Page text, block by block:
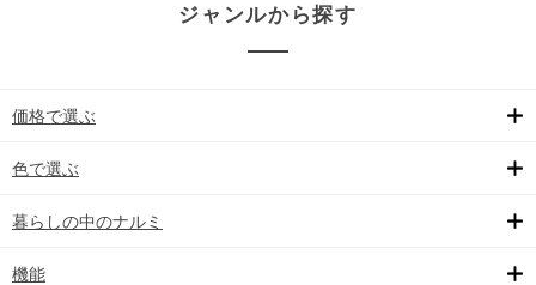
ジャンルから探す
価格で選ぶ
色で選ぶ
暮らしの中のナルミ
機能